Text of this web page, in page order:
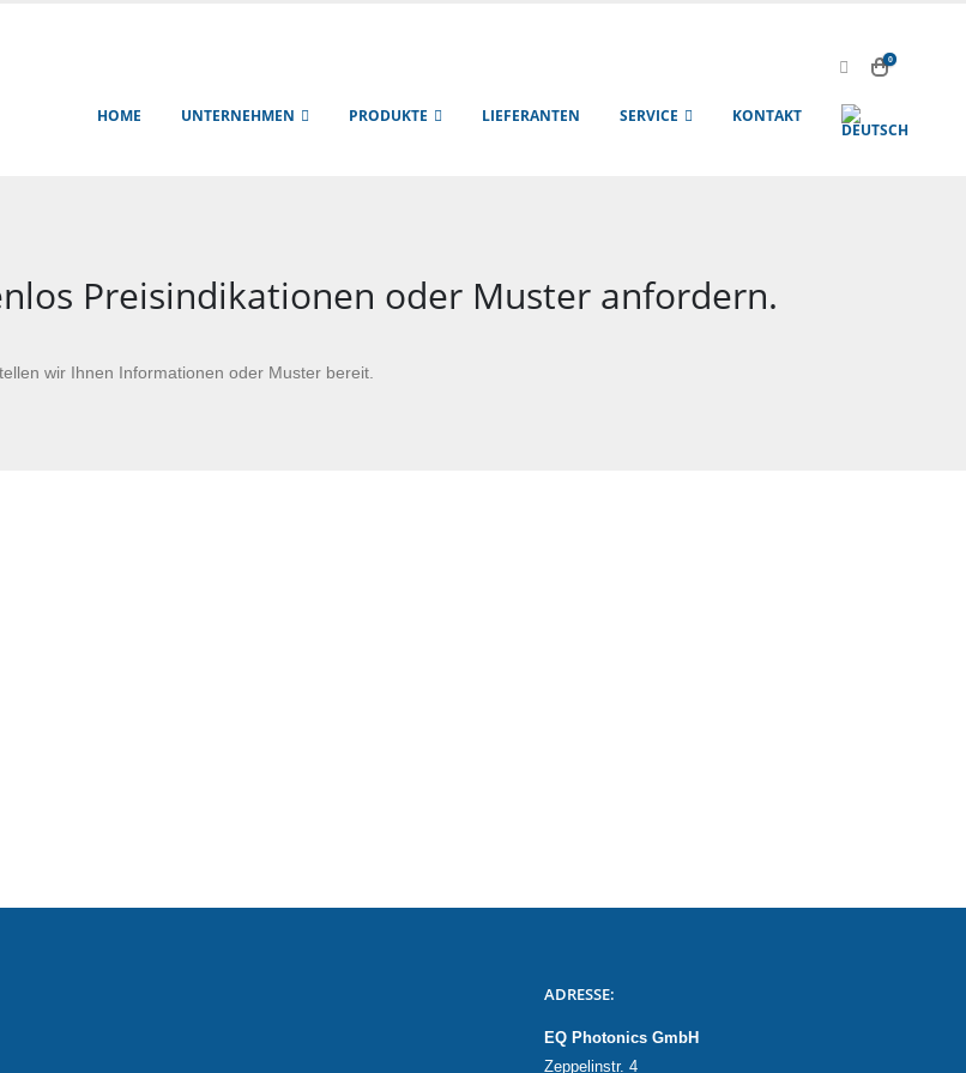
0
HOME UNTERNEHMEN PRODUKTE LIEFERANTEN SERVICE KONTAKT
Preisindikationen oder Muster anfordern.
wir Ihnen Informationen oder Muster bereit.
ADRESSE:
EQ Photonics GmbH
Zeppelinstr. 4